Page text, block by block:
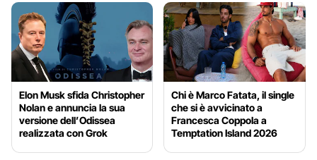
Elon Musk sfida Christopher
Nolan e annuncia la sua
versione dell’Odissea
realizzata con Grok
Chi è Marco Fatata, il single
che si è avvicinato a
Francesca Coppola a
Temptation Island 2026